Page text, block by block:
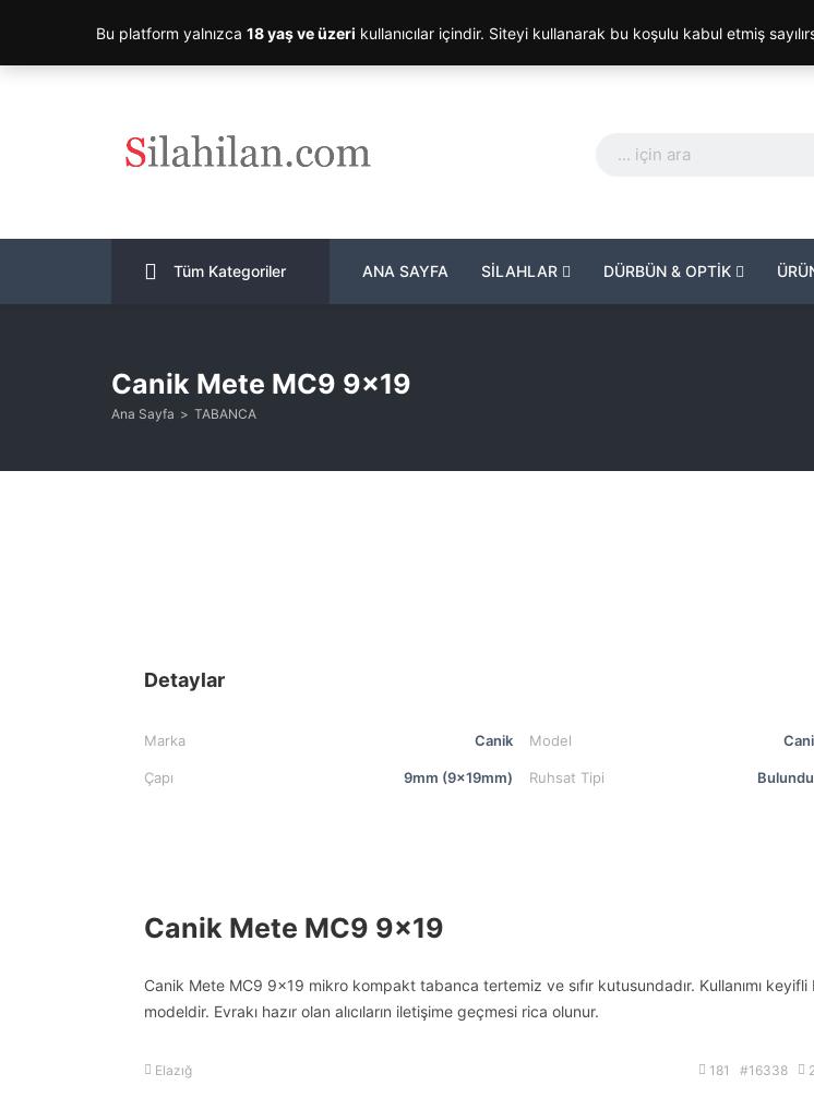
Tüm Kategoriler ANA SAYFA SİLAHLAR DÜRBÜN & OPTİK
Canik Mete MC9 9×19
Ana Sayfa TABANCA
Detaylar
Marka Canik Model
Çapı 9mm (9x19mm) Ruhsat Tipi
Canik Mete MC9 9×19
Canik Mete MC9 9×19 mikro kompakt tabanca tertemiz ve sıfır kutusundadır. Kullanımı keyifli
modeldir. Evrakı hazır olan alıcıların iletişime geçmesi rica olunur.
Elazığ 181 #16338
Bu platform yalnızca 18 yaş ve üzeri kullanıcılar içindir. Siteyi kullanarak bu koşulu kabul etmiş